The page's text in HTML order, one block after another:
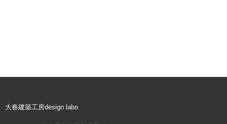
大春建築工房design labo